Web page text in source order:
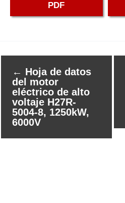
PDF
← Hoja de datos
del motor
eléctrico de alto
voltaje H27R-
5004-8, 1250kW,
6000V